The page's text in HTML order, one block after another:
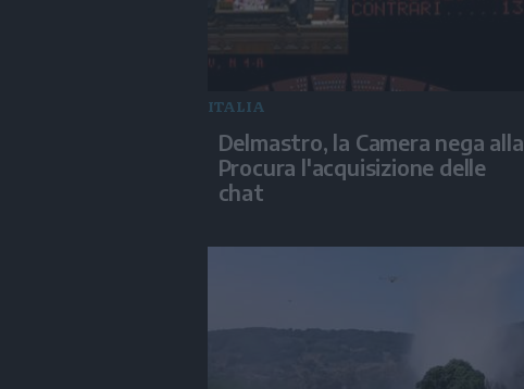
ITALIA
Delmastro, la Camera nega alla
Procura l'acquisizione delle
chat